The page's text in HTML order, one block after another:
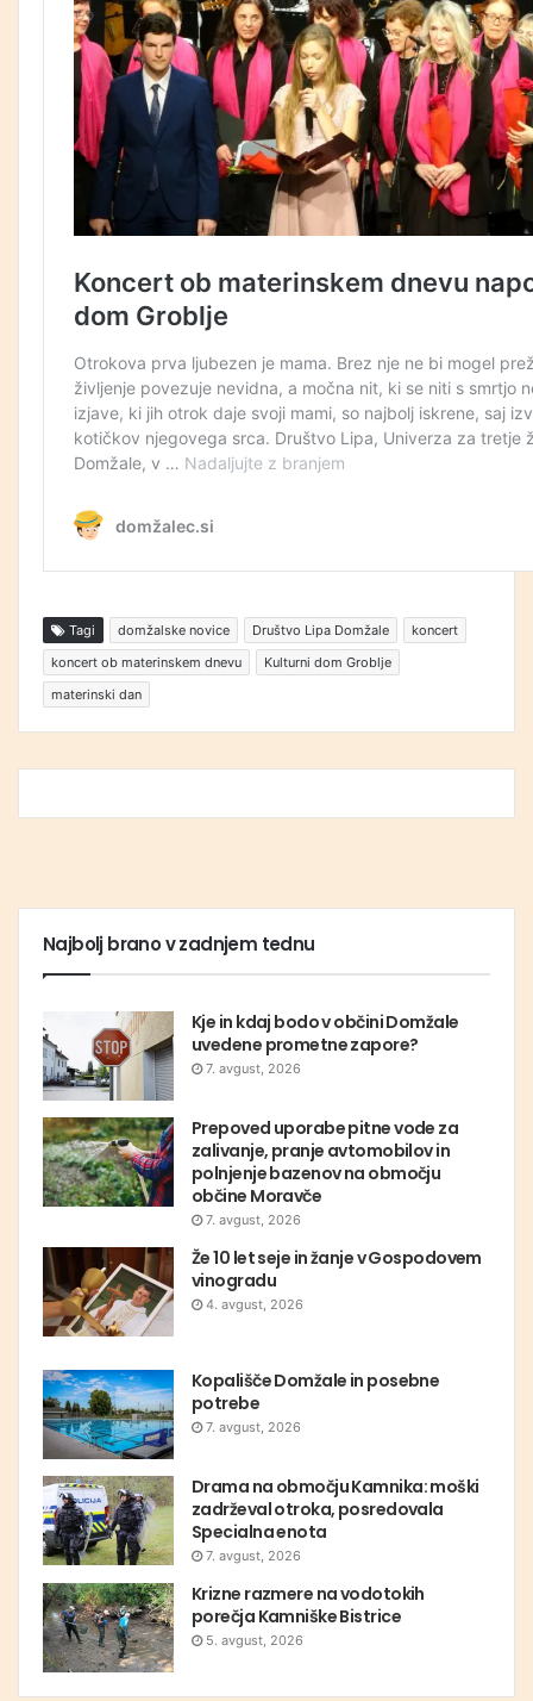
Tagi domžalske novice Društvo Lipa Domžale
koncert
koncert ob materinskem dnevu
Kulturni dom Groblje
materinski dan
Najbolj brano v zadnjem tednu
Kje in kdaj bodo v občini Domžale
uvedene prometne zapore?
7. avgust, 2026
Prepoved uporabe pitne vode za
zalivanje, pranje avtomobilov in
polnjenje bazenov na območju
občine Moravče
7. avgust, 2026
Že 10 let seje in žanje v Gospodovem
vinogradu
4. avgust, 2026
Kopališče Domžale in posebne
potrebe
7. avgust, 2026
Drama na območju Kamnika: moški
zadrževal otroka, posredovala
Specialna enota
7. avgust, 2026
Krizne razmere na vodotokih
porečja Kamniške Bistrice
5. avgust, 2026